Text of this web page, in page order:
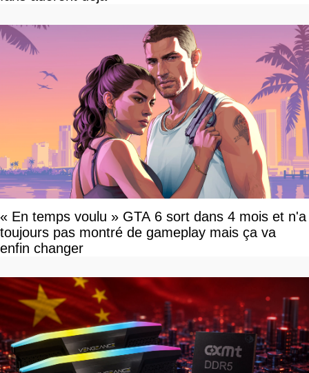
« En temps voulu » GTA 6 sort dans 4 mois et n'a
toujours pas montré de gameplay mais ça va
enfin changer